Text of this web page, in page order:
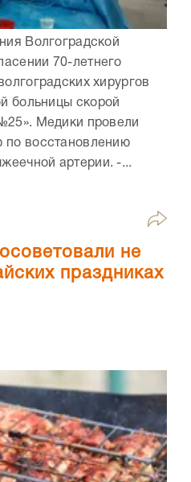
Волгоградской
70-летнего
хирургов
больницы скорой
Медики провели
восстановлению
артерии. -...
не
праздниках